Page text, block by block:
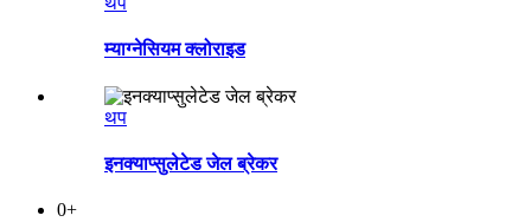
म्याग्नेसियम क्लोराइड
थप
इनक्याप्सुलेटेड जेल ब्रेकर
0+